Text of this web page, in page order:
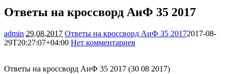
Ответы на кроссворд АиФ 35 2017
admin 29.08.2017 Ответы на кроссворд АиФ 35 20172017-08-
29T20:27:07+04:00 Нет комментариев
Ответы на кроссворд АиФ 35 2017 (30 08 2017)